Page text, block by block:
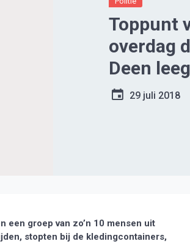
Toppunt
overdag
Deen
29 juli 2018
een groep van zo’n 10 mensen uit
stopten bij de kledingcontainers,